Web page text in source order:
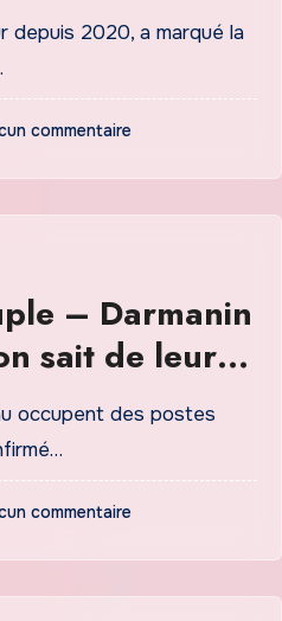
depuis 2020, a marqué la
commentaire
– Darmanin
sait de leur
occupent des postes
commentaire